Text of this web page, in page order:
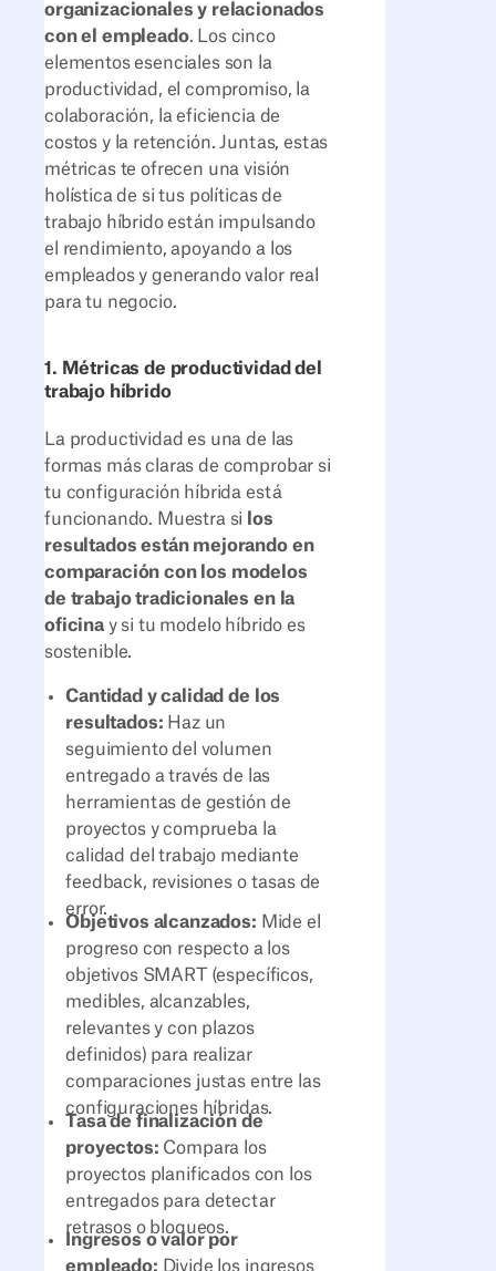
organizacionales y relacionados
con el empleado. Los cinco
elementos esenciales son la
productividad, el compromiso, la
colaboración, la eficiencia de
costos y la retención. Juntas, estas
métricas te ofrecen una visión
holística de si tus políticas de
trabajo híbrido están impulsando
el rendimiento, apoyando a los
empleados y generando valor real
para tu negocio.
1. Métricas de productividad del
trabajo híbrido
La productividad es una de las
formas más claras de comprobar si
tu configuración híbrida está
funcionando. Muestra si
los
resultados están mejorando en
comparación con los modelos
de trabajo tradicionales en la
oficinay si tu modelo híbrido es
sostenible.
Cantidad y calidad de los
resultados: Haz un
seguimiento del volumen
entregado a través de las
herramientas de gestión de
proyectos y comprueba la
calidad del trabajo mediante
feedback, revisiones o tasas de
error.
Objetivos alcanzados: Mide el
progreso con respecto a los
objetivos SMART (específicos,
medibles, alcanzables,
relevantes y con plazos
definidos) para realizar
comparaciones justas entre las
configuraciones híbridas.
Tasa de finalización de
proyectos: Compara los
proyectos planificados con los
entregados para detectar
retrasos o bloqueos.
Ingresos o valor por
empleado: Divide los ingresos